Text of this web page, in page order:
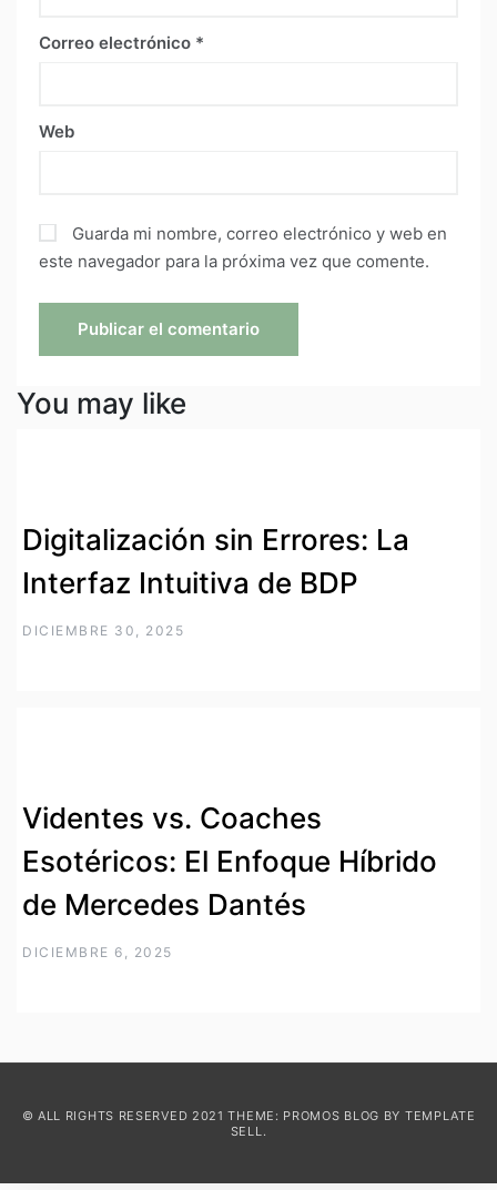
Correo electrónico *
Web
Guarda mi nombre, correo electrónico y web en
este navegador para la próxima vez que comente.
You may like
Digitalización sin Errores: La
Interfaz Intuitiva de BDP
DICIEMBRE 30, 2025
Videntes vs. Coaches
Esotéricos: El Enfoque Híbrido
de Mercedes Dantés
DICIEMBRE 6, 2025
© ALL RIGHTS RESERVED 2021 THEME: PROMOS BLOG BY TEMPLATE
SELL.